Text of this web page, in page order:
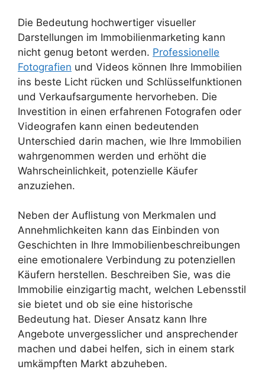
Die Bedeutung hochwertiger visueller
Darstellungen im Immobilienmarketing kann
nicht genug betont werden. Professionelle
Fotografien und Videos können Ihre Immobilien
ins beste Licht rücken und Schlüsselfunktionen
und Verkaufsargumente hervorheben. Die
Investition in einen erfahrenen Fotografen oder
Videografen kann einen bedeutenden
Unterschied darin machen, wie Ihre Immobilien
wahrgenommen werden und erhöht die
Wahrscheinlichkeit, potenzielle Käufer
anzuziehen.
Neben der Auflistung von Merkmalen und
Annehmlichkeiten kann das Einbinden von
Geschichten in Ihre Immobilienbeschreibungen
eine emotionalere Verbindung zu potenziellen
Käufern herstellen. Beschreiben Sie, was die
Immobilie einzigartig macht, welchen Lebensstil
sie bietet und ob sie eine historische
Bedeutung hat. Dieser Ansatz kann Ihre
Angebote unvergesslicher und ansprechender
machen und dabei helfen, sich in einem stark
umkämpften Markt abzuheben.